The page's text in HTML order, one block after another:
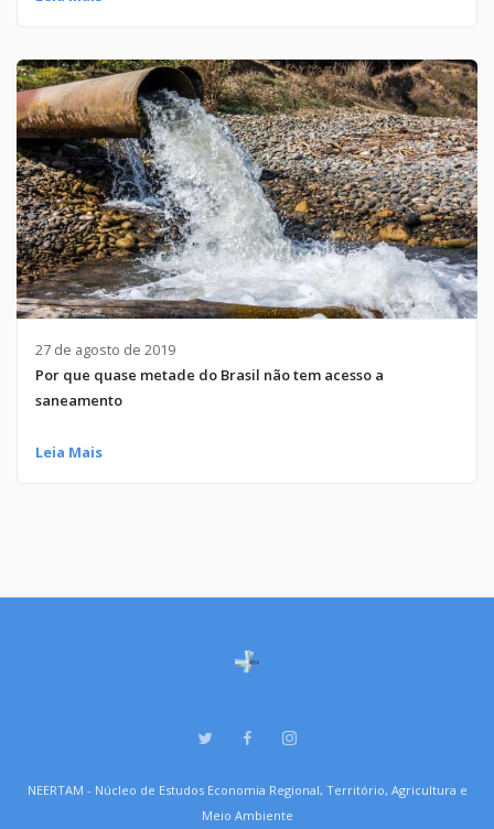
27 de agosto de 2019
Por que quase metade do Brasil não tem acesso a
saneamento
Leia Mais
NEERTAM - Núcleo de Estudos Economia Regional, Território, Agricultura e
Meio Ambiente